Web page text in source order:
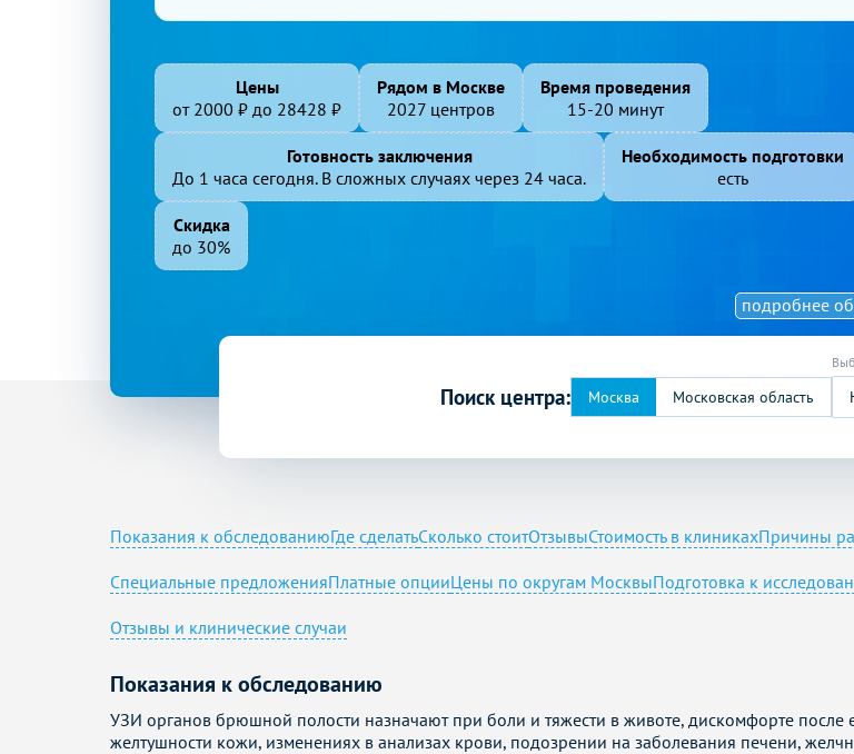
подробнее об
Цены
от 2000 ₽ до 28428 ₽
Рядом в Москве
2027 центров
Время проведения
15-20 минут
Готовность заключения
До 1 часа сегодня. В сложных случаях через 24 часа.
Необходимость подготовки
есть
Скидка
до 30%
Поиск центра:
Показания к обследованиюГде сделатьСколько стоитОтзывыСтоимость в клиникахПричины
Специальные предложенияПлатные опцииЦены по округам МосквыПодготовка к
Отзывы и клинические случаи
Показания к обследованию
УЗИ органов брюшной полости назначают при боли и тяжести в животе, дискомфорте после
желтушности кожи, изменениях в анализах крови, подозрении на заболевания печени,